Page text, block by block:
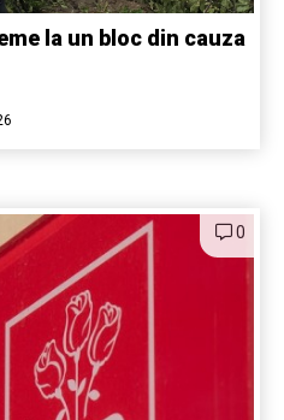
la un bloc din cauza
0